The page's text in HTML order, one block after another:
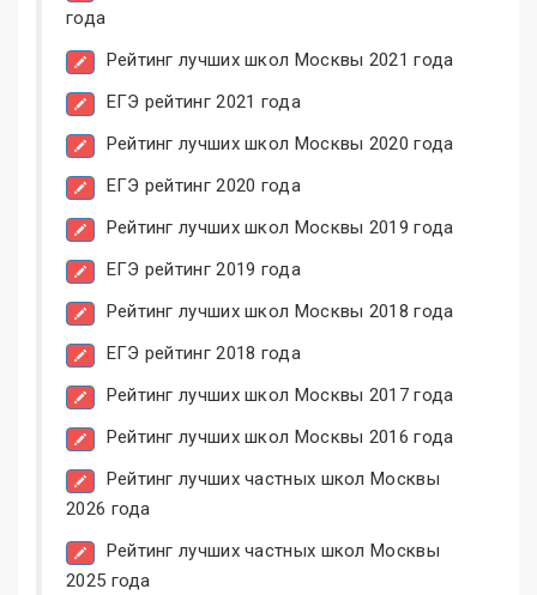
года
Рейтинг лучших школ Москвы 2021 года
ЕГЭ рейтинг 2021 года
Рейтинг лучших школ Москвы 2020 года
ЕГЭ рейтинг 2020 года
Рейтинг лучших школ Москвы 2019 года
ЕГЭ рейтинг 2019 года
Рейтинг лучших школ Москвы 2018 года
ЕГЭ рейтинг 2018 года
Рейтинг лучших школ Москвы 2017 года
Рейтинг лучших школ Москвы 2016 года
Рейтинг лучших частных школ Москвы
2026 года
Рейтинг лучших частных школ Москвы
2025 года